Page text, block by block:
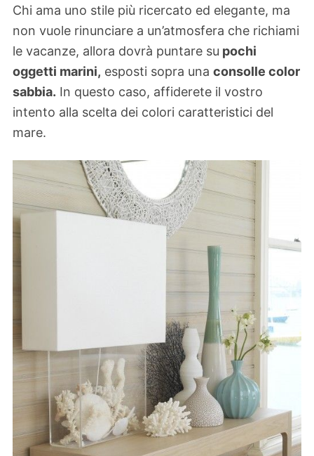
Chi ama uno stile più ricercato ed elegante, ma
non vuole rinunciare a un’atmosfera che richiami
le vacanze, allora dovrà puntare su pochi
oggetti marini, esposti sopra una consolle color
sabbia. In questo caso, affiderete il vostro
intento alla scelta dei colori caratteristici del
mare.